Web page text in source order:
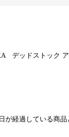
デッドストック
が経過している商